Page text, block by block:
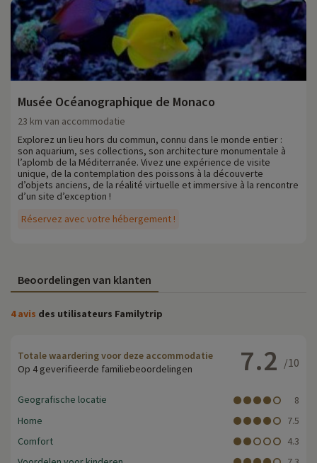
Musée Océanographique de Monaco
Réservez avec votre hébergement !
23 km van accommodatie
Explorez un lieu hors du commun, connu dans le monde entier :
son aquarium, ses collections, son architecture monumentale à
l’aplomb de la Méditerranée. Vivez une expérience de visite
unique, de la contemplation des poissons à la découverte
d’objets anciens, de la réalité virtuelle et immersive à la rencontre
d’un site d’exception !
Beoordelingen van klanten
4 avis des utilisateurs Familytrip
Totale waardering voor deze accommodatie
Op 4 geverifieerde familiebeoordelingen
7.2 /10
Geografische locatie
8
Home
7.5
Comfort
4.3